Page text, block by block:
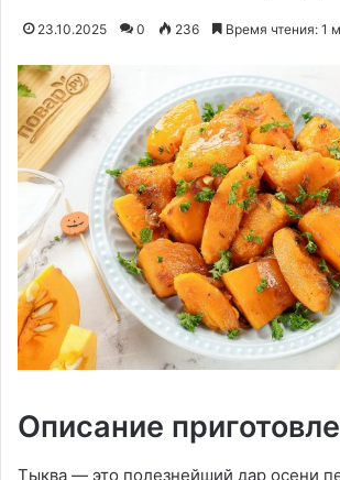
23.10.2025 0 236 Время чтения: 1
Описание
Тыква — это полезнейший дар осени